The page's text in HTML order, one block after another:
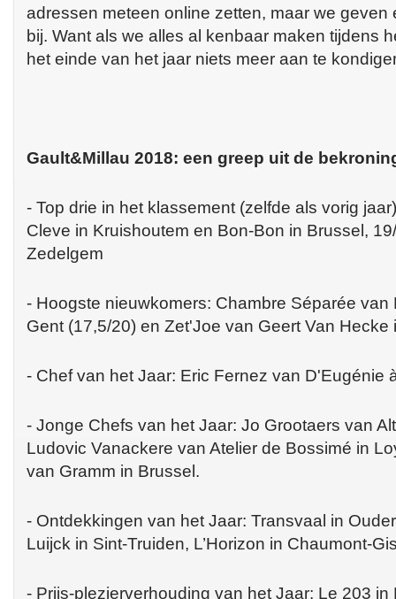
adressen meteen online zetten, maar we geven
bij. Want als we alles al kenbaar maken tijdens
het einde van het jaar niets meer aan te
Gault&Millau 2018: een greep uit de
- Top drie in het klassement (zelfde als vorig
Cleve in Kruishoutem en Bon-Bon in Brussel,
Zedelgem
- Hoogste nieuwkomers: Chambre Séparée van
Gent (17,5/20) en Zet'Joe van Geert Van Hecke
- Chef van het Jaar: Eric Fernez van D'Eugénie
- Jonge Chefs van het Jaar: Jo Grootaers van
Ludovic Vanackere van Atelier de Bossimé in
van Gramm in Brussel.
- Ontdekkingen van het Jaar: Transvaal in
Luijck in Sint-Truiden, L’Horizon in Chaumont-
- Prijs-plezierverhouding van het Jaar: Le 203 in